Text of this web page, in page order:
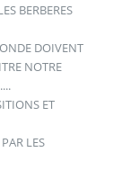
BERBERES
DOIVENT
NOTRE
ET
LES